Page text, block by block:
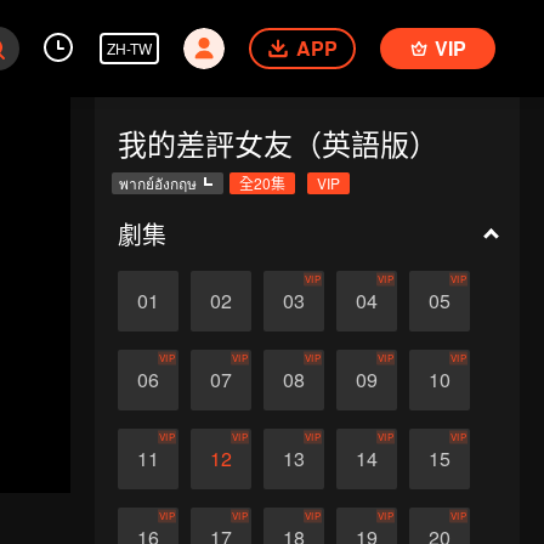
ZH-TW APP VIP
我的差評女友（英語版）
พากย์อังกฤษ 全20集 VIP
劇集
01 02 03
VIP
04
VIP
05
VIP
06
VIP
07
VIP
08
VIP
09
VIP
10
VIP
11
VIP
12
VIP
13
VIP
14
VIP
15
VIP
16
VIP
17
VIP
18
VIP
19
VIP
20
VIP